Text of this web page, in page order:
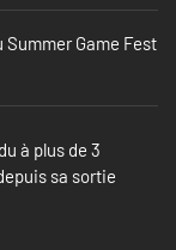
désormais
de votre groupe.
d'attaques bonus et
Summer Game Fest
à plus de 3
sa sortie